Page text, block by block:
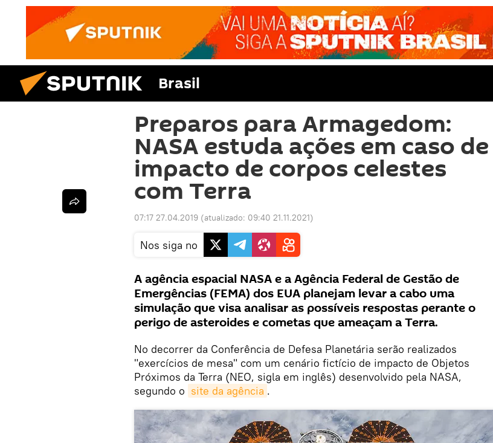
Brasil
Preparos para Armagedom:
NASA estuda ações em caso de
impacto de corpos celestes
com Terra
07:17 27.04.2019 (atualizado: 09:40 21.11.2021)
Nos siga no
A agência espacial NASA e a Agência Federal de Gestão de
Emergências (FEMA) dos EUA planejam levar a cabo uma
simulação que visa analisar as possíveis respostas perante o
perigo de asteroides e cometas que ameaçam a Terra.
No decorrer da Conferência de Defesa Planetária serão realizados
"exercícios de mesa" com um cenário fictício de impacto de Objetos
Próximos da Terra (NEO, sigla em inglês) desenvolvido pela NASA,
segundo o site da agência .